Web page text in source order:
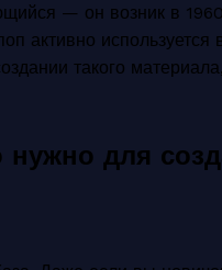
— он возник в
активно используется
такого
для